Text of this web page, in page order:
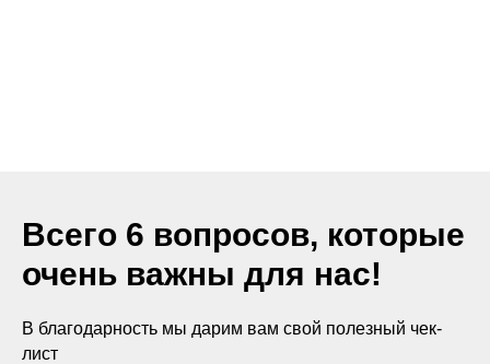
Всего 6 вопросов, которые
очень важны для нас!
В благодарность мы дарим вам свой полезный чек-
лист